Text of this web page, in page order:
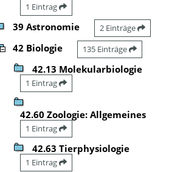
1 Eintrag
39 Astronomie 2 Einträge
42 Biologie 135 Einträge
42.13 Molekularbiologie
1 Eintrag
42.60 Zoologie: Allgemeines
1 Eintrag
42.63 Tierphysiologie
1 Eintrag